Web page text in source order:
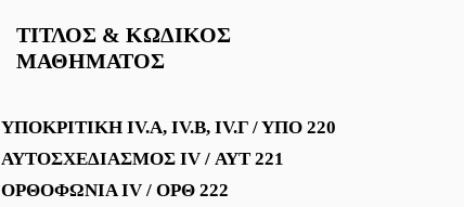
ΤΙΤΛΟΣ & ΚΩΔΙΚΟΣ
ΜΑΘΗΜΑΤΟΣ
ΥΠΟΚΡΙΤΙΚΗ IV.Α, IV.B, IV.Γ / ΥΠΟ 220
ΑΥΤΟΣΧΕΔΙΑΣΜΟΣ IV / ΑΥΤ 221
ΟΡΘΟΦΩΝΙΑ IV / ΟΡΘ 222